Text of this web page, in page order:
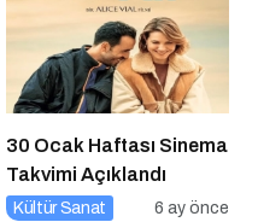
30 Ocak Haftası Sinema
Takvimi Açıklandı
Kültür Sanat 6 ay önce